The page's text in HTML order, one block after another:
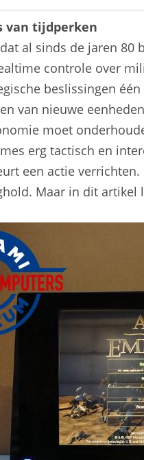
van tijdperken
al sinds de jaren 80
controle over
beslissingen
van nieuwe
moet
erg tactisch en
een actie
Maar in dit